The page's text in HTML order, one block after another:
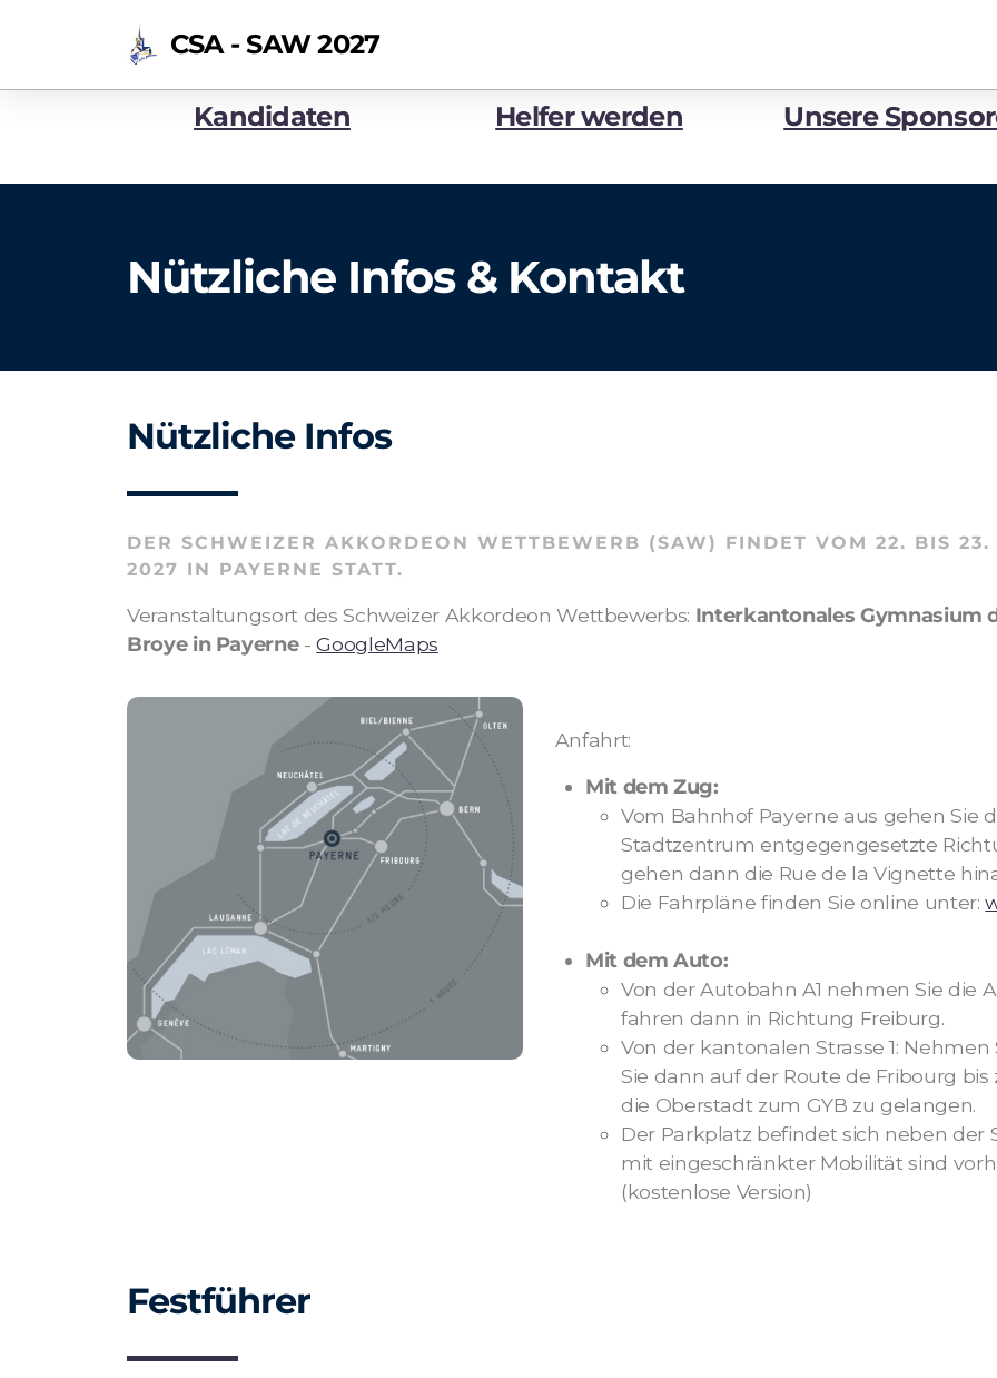
CSA - SAW 2027
Kandidaten Helfer werden Unsere
Nützliche Infos & Kontakt
Nützliche Infos
DER SCHWEIZER AKKORDEON WETTBEWERB (SAW) FINDET VOM 22. BIS 23.
2027 IN PAYERNE STATT.
Veranstaltungsort des Schweizer Akkordeon Wettbewerbs: Interkantonales Gymnasium
Broye in Payerne-GoogleMaps
Anfahrt:
Mit dem Zug:
Vom Bahnhof Payerne aus gehen Sie
Stadtzentrum entgegengesetzte
gehen dann die Rue de la Vignette
Die Fahrpläne finden Sie online unter:
Mit dem Auto:
Von der Autobahn A1 nehmen Sie die
fahren dann in Richtung Freiburg.
Von der kantonalen Strasse 1:
Sie dann auf der Route de Fribourg
die Oberstadt zum GYB zu gelangen.
Der Parkplatz befindet sich neben der
mit eingeschränkter Mobilität sind
(kostenlose Version)
Festführer